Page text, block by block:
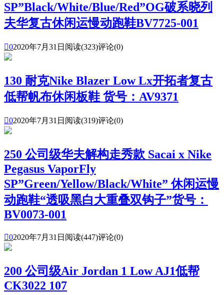
SP”Black/White/Blue/Red”OG破系晓列
夫华复古休闲运慢动跑鞋BV7725-001
02020年7月31日 阅读(323)评论(0)
130 耐克Nike Blazer Low Lx开拓者复古
低帮帆布休闲板鞋 货号：AV9371
02020年7月31日 阅读(319)评论(0)
250 公司级华夫解构走秀款 Sacai x Nike
Pegasus VaporFly
SP”Green/Yellow/Black/White” 休闲运慢
动跑鞋“透吸黑白大重叠双钩子”货号：
BV0073-001
02020年7月31日 阅读(447)评论(0)
200 公司级Air Jordan 1 Low AJ1低帮
CK3022 107